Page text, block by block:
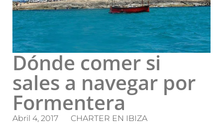
Dónde comer si
sales a navegar por
Formentera
Abril 4, 2017
CHARTER EN IBIZA